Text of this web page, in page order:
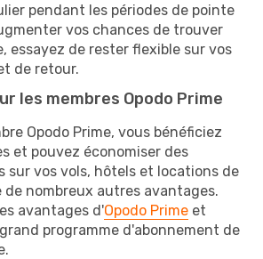
pendant les périodes de pointe
vos chances de trouver
essayez de rester flexible sur vos
de retour.
les membres Opodo Prime
Opodo Prime, vous bénéficiez
et pouvez économiser des
sur vos vols, hôtels et locations de
nombreux autres avantages.
avantages d'Opodo Prime et
programme d'abonnement de